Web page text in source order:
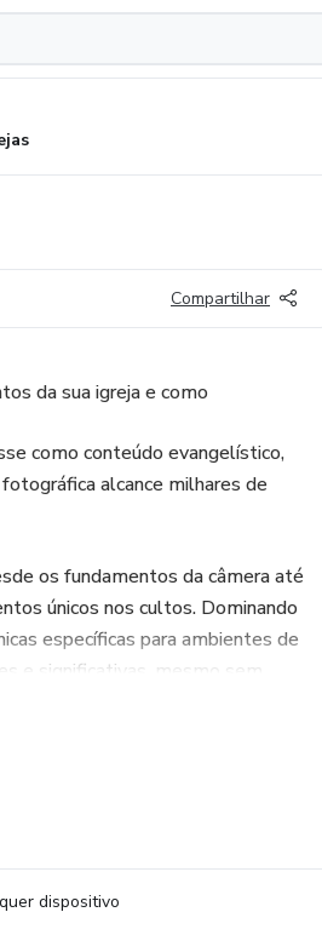
Compartilhar
da sua igreja e como
como conteúdo evangelístico,
alcance milhares de
os fundamentos da câmera até
únicos nos cultos. Dominando
específicas para ambientes de
e significativas, mesmo sem
aos momentos especiais nos
dispositivo